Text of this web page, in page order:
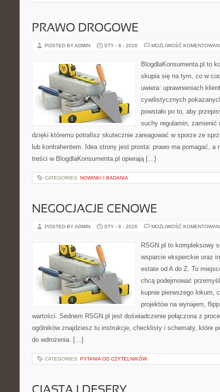
PRAWO DROGOWE
POSTED BY ADMIN STY - 6 - 2026 MOŻLIWOŚĆ
BlogdlaKonsumenta.pl to
skupia się na tym, co w
uwiera: uprawnieniach
cywilistycznych
powstało po to, aby
suchy regulamin,
dzięki któremu potrafisz skutecznie zareagować w sporze ze
lub kontrahentem. Idea strony jest prosta: prawo ma pomagać, a
treści w BlogdlaKonsumenta.pl opierają […]
CATEGORIES: NOWINKI I BADANIA
NEGOCJACJE CENOWE
POSTED BY ADMIN STY - 6 - 2026 MOŻLIWOŚĆ
RSGN.pl to kompleksowy
wsparcie eksperckie oraz
estate od A do Z. To
chcą podejmować
kupnie pierwszego lokum,
projektów na wynajem,
wartości. Sednem RSGN.pl jest doświadczenie połączona z
ogólników znajdziesz tu instrukcje, checklisty i schematy, które
do wdrożenia. […]
CATEGORIES: PYTANIA OD CZYTELNIKÓW